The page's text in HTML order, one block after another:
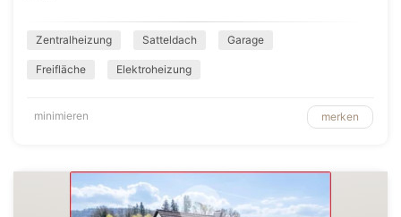
Zentralheizung Satteldach Garage
Freifläche Elektroheizung
minimieren merken